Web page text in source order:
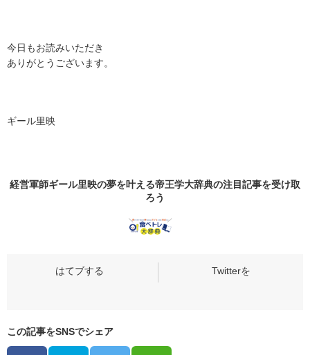
今日もお読みいただき
ありがとうございます。
ギール里映
経営軍師ギール里映の夢を叶える帝王学大辞典の注目記事を受け取
ろう
この記事をSNSでシェア